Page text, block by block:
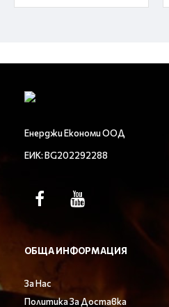
Енерджи Економи ООД
ЕИК: BG202292288
ОБЩА ИНФОРМАЦИЯ
За Нас
Политика За Доставка